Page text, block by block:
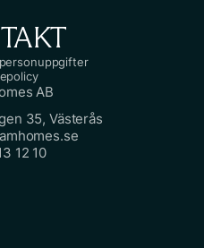
AB
35, Västerås
12 10